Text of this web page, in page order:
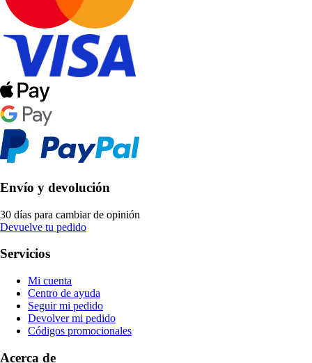
Envío y devolución
30 días para cambiar de opinión
Devuelve tu pedido
Servicios
Mi cuenta
Centro de ayuda
Seguir mi pedido
Devolver mi pedido
Códigos promocionales
Acerca de